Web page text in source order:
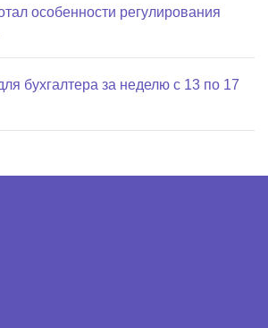
особенности регулирования
бухгалтера за неделю с 13 по 17